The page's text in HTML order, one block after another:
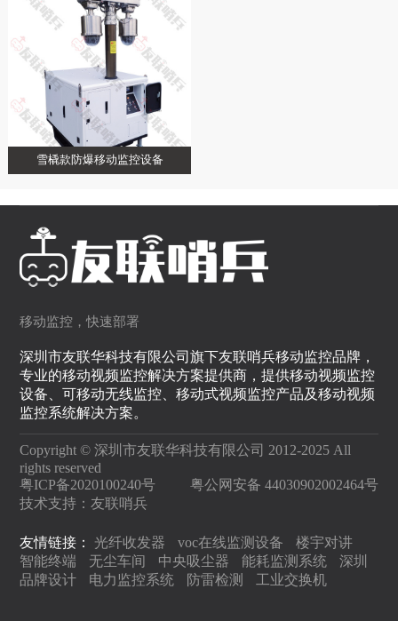
雪橇款防爆移动监控设备
移动监控，快速部署
深圳市友联华科技有限公司旗下友联哨兵移动监控品牌，
专业的移动视频监控解决方案提供商，提供移动视频监控
设备、可移动无线监控、移动式视频监控产品及移动视频
监控系统解决方案。
Copyright © 深圳市友联华科技有限公司 2012-2025 All
rights reserved
粤ICP备2020100240号
粤公网安备 44030902002464号
技术支持：友联哨兵
友情链接： 光纤收发器 voc在线监测设备
楼宇对讲
智能终端
无尘车间 中央吸尘器 能耗监测系统
深圳
品牌设计
电力监控系统 防雷检测 工业交换机